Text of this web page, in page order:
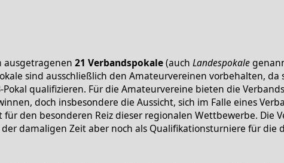
ausgetragenen 21 Verbandspokale(auch Landespokale
sind ausschließlich den Amateurvereinen vorbehalten,
qualifizieren. Für die Amateurvereine bieten die
doch insbesondere die Aussicht, sich im Falle eines
für den besonderen Reiz dieser regionalen Wettbewerbe. Die
damaligen Zeit aber noch als Qualifikationsturniere für die